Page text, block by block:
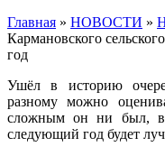
Главная » НОВОСТИ »
Кармановского
год
Ушёл в историю
разному можно
сложным он ни был, в
следующий год будет